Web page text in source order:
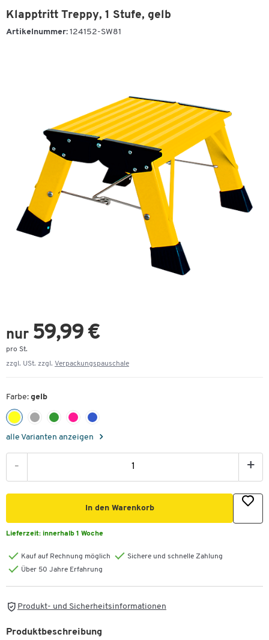
Klapptritt Treppy, 1 Stufe, gelb
Artikelnummer: 124152-SW81
nur 59,99 €
pro St.
zzgl. USt. zzgl. Verpackungspauschale
Farbe: gelb
alle Varianten anzeigen
- +
In den Warenkorb
Lieferzeit: innerhalb 1 Woche
Kauf auf Rechnung möglich
Sichere und schnelle Zahlung
Über 50 Jahre Erfahrung
Produkt- und Sicherheitsinformationen
Produktbeschreibung